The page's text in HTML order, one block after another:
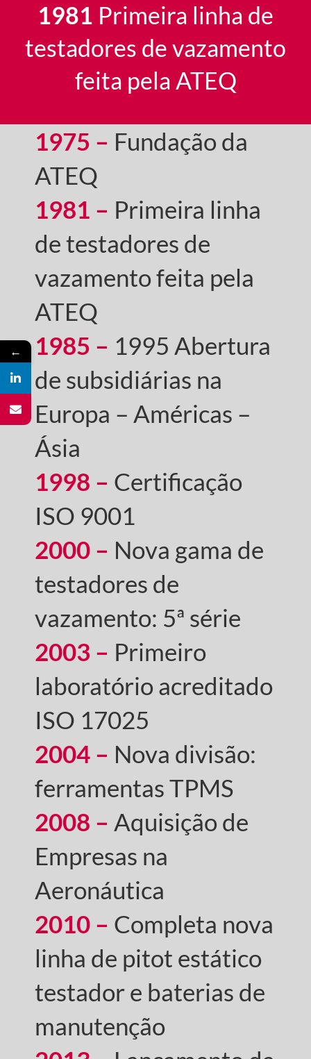
1981 Primeira linha de
testadores de vazamento
feita pela ATEQ
1975 – Fundação da
ATEQ
1981 – Primeira linha
de testadores de
vazamento feita pela
ATEQ
1985 – 1995 Abertura
de subsidiárias na
Europa – Américas –
Ásia
1998 – Certificação
ISO 9001
2000 – Nova gama de
testadores de
vazamento: 5ª série
2003 – Primeiro
laboratório acreditado
ISO 17025
2004 – Nova divisão:
ferramentas TPMS
2008 – Aquisição de
Empresas na
Aeronáutica
2010 – Completa nova
linha de pitot estático
testador e baterias de
manutenção
←